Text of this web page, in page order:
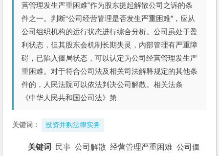
营管理发生严重困难”作为股东提起解散公司之诉的条
件之一。判断“公司经营管理是否发生严重困难”，应从
公司组织机构的运行状态进行综合分析。公司虽处于盈
利状态，但其股东会机制长期失灵，内部管理有严重障
碍，已陷入僵局状态，可以认定为公司经营管理发生严
重困难。对于符合公司法及相关司法解释规定的其他条
件的，人民法院可以依法判决公司解散。相关法条
《中华人民共和国公司法》第
关键词： 投资并购法律实务
关键词
民事  公司解散  经营管理严重困难  公司僵